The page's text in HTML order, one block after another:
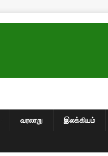
வரலாறு இலக்கியம்